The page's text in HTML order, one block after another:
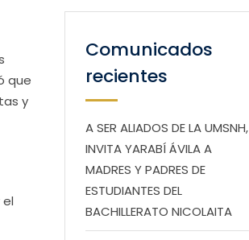
que
y
Comunicados
recientes
A SER ALIADOS DE LA UMSNH,
INVITA YARABÍ ÁVILA A
MADRES Y PADRES DE
ESTUDIANTES DEL
BACHILLERATO NICOLAITA